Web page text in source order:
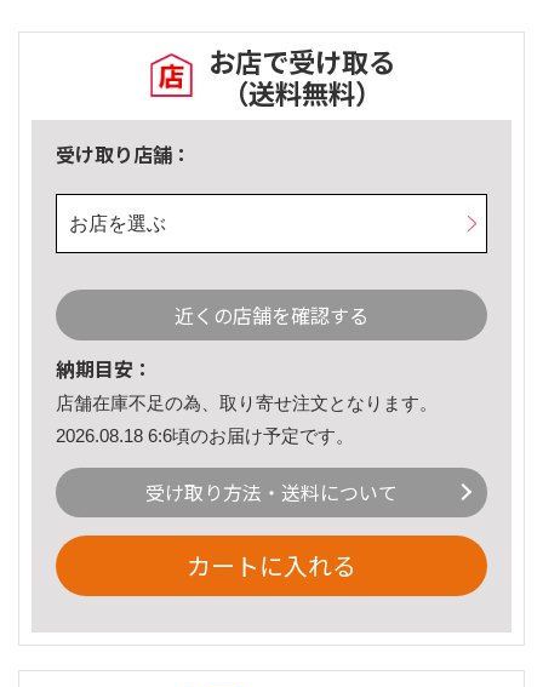
お店で受け取る
（送料無料）
受け取り店舗：
お店を選ぶ
近くの店舗を確認する
納期目安：
店舗在庫不足の為、取り寄せ注文となります。
2026.08.18 6:6頃のお届け予定です。
受け取り方法・送料について
カートに入れる